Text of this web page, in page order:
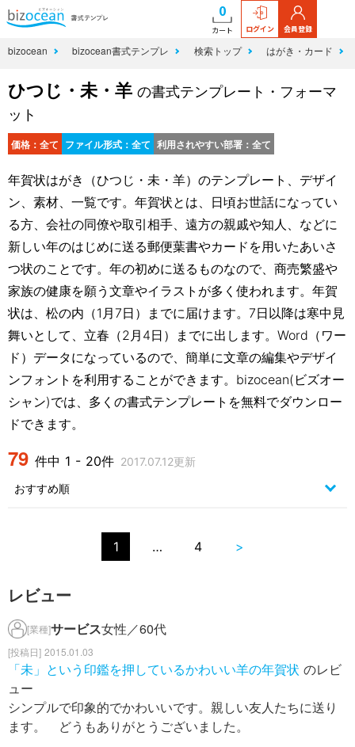
0
カート ログイン 会員登録
bizocean bizocean書式テンプレ 検索トップ はがき・カード
ひつじ・未・羊 の書式テンプレート・フォーマ
ット
価格：全て ファイル形式：全て 利用されやすい部署：全て
年賀状はがき（ひつじ・未・羊）のテンプレート、デザイ
ン、素材、一覧です。年賀状とは、日頃お世話になってい
る方、会社の同僚や取引相手、遠方の親戚や知人、などに
新しい年のはじめに送る郵便葉書やカードを用いたあいさ
つ状のことです。年の初めに送るものなので、商売繁盛や
家族の健康を願う文章やイラストが多く使われます。年賀
状は、松の内（1月7日）までに届けます。7日以降は寒中見
舞いとして、立春（2月4日）までに出します。Word（ワー
ド）データになっているので、簡単に文章の編集やデザイ
ンフォントを利用することができます。bizocean(ビズオー
シャン)では、多くの書式テンプレートを無料でダウンロー
ドできます。
79 件中 1 - 20件 2017.07.12更新
1 … 4 >
レビュー
[業種]サービス女性／60代
2015.01.03
「未」という印鑑を押しているかわいい羊の年賀状 のレビ
ュー
シンプルで印象的でかわいいです。親しい友人たちに送り
ます。 どうもありがとうございました。